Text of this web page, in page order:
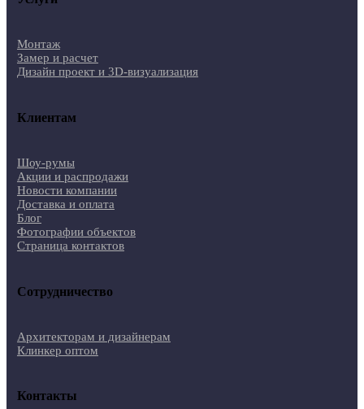
Монтаж
Замер и расчет
Дизайн проект и 3D-визуализация
Клиентам
Шоу-румы
Акции и распродажи
Новости компании
Доставка и оплата
Блог
Фотографии объектов
Страница контактов
Сотрудничество
Архитекторам и дизайнерам
Клинкер оптом
Контакты